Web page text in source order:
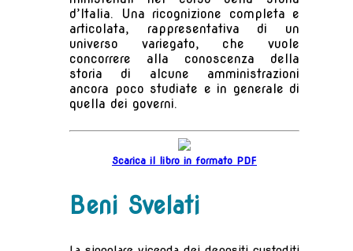
d’Italia. Una ricognizione completa e
articolata, rappresentativa di un
universo variegato, che vuole
concorrere alla conoscenza della
storia di alcune amministrazioni
ancora poco studiate e in generale di
quella dei governi.
Scarica il libro in formato PDF
Beni Svelati